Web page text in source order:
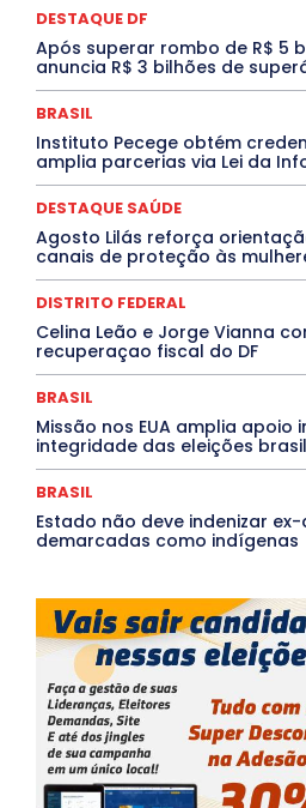
Jogos Online
JUDICIÁRIO
Marburg
Mato
MEIO AMBIENTE
Minas
MÚSICA
PROCESSO
QUALIFICAÇÃO
Santa Catarina
Saúde Agora
TÁ FROID?
TEATRO
Tocantins
DESTAQUE DF
Após superar rombo de R$ 5
anuncia R$ 3 bilhões de
BRASIL
Instituto Pecege obtém
amplia parcerias via Lei da
DESTAQUE SAÚDE
Agosto Lilás reforça
canais de proteção às
DISTRITO FEDERAL
Celina Leão e Jorge Vianna
recuperaçao fiscal do DF
BRASIL
Missão nos EUA amplia apoio
integridade das eleições
BRASIL
Estado não deve indenizar
demarcadas como indígenas